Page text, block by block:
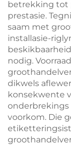
betrekking tot
prestasie.
saam met
installasie-
nodig.
dikwels
konsekwente
voorkom. Die